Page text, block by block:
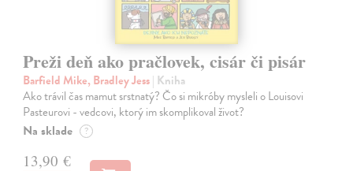
Preži deň ako pračlovek, cisár či pisár
Barfield Mike, Bradley Jess| Kniha
Ako trávil čas mamut srstnatý? Čo si mikróby mysleli o Louisovi
Pasteurovi - vedcovi, ktorý im skomplikoval život?
Na sklade ?
13,90 €